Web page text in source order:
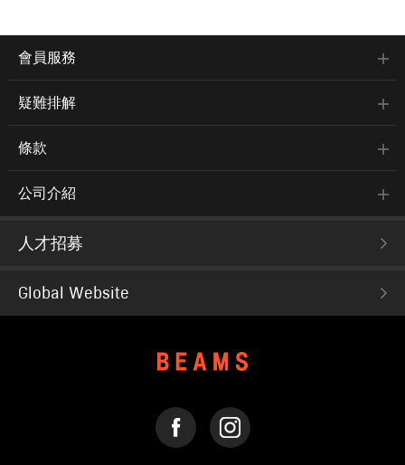
會員服務
疑難排解
條款
公司介紹
人才招募
Global Website